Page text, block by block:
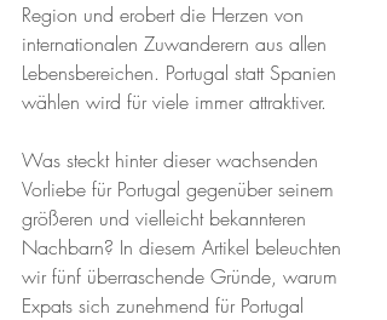
Region und erobert die Herzen von
internationalen Zuwanderern aus allen
Lebensbereichen. Portugal statt Spanien
wählen wird für viele immer attraktiver.
Was steckt hinter dieser wachsenden
Vorliebe für Portugal gegenüber seinem
größeren und vielleicht bekannteren
Nachbarn? In diesem Artikel beleuchten
wir fünf überraschende Gründe, warum
Expats sich zunehmend für Portugal